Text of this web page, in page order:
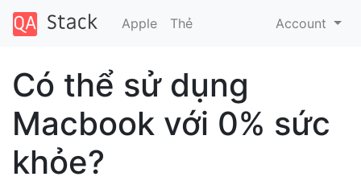
Apple Thẻ Account
Có thể sử dụng
Macbook với 0% sức
khỏe?